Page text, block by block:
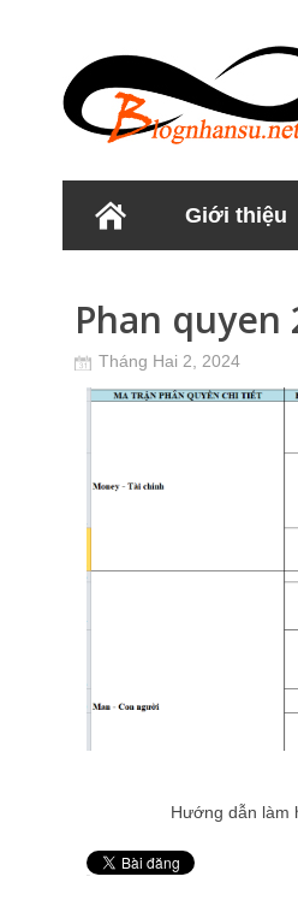
Giới thiệu
Phan quyen
Tháng Hai 2, 2024
Hướng dẫn làm